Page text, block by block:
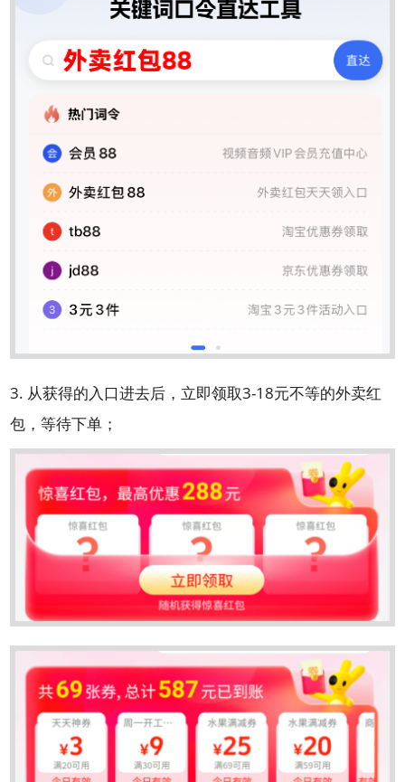
3. 从获得的入口进去后，立即领取3-18元不等的外卖红
包，等待下单；